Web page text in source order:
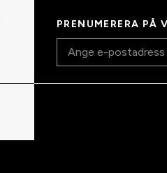
PRENUMERERA PÅ